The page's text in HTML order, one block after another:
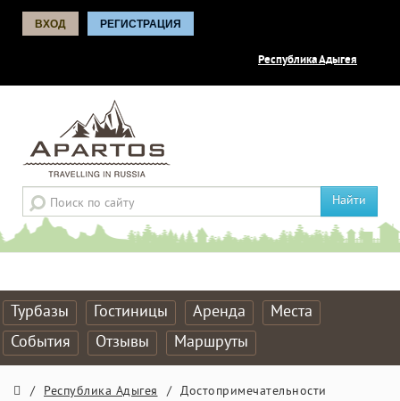
ВХОД РЕГИСТРАЦИЯ
Республика Адыгея
Найти
Турбазы Гостиницы Аренда
Места
События
Отзывы Маршруты
/ Республика Адыгея / Достопримечательности